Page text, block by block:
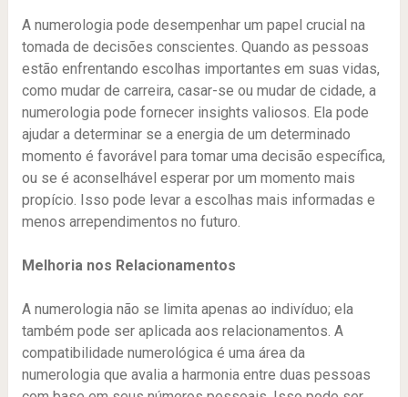
A numerologia pode desempenhar um papel crucial na
tomada de decisões conscientes. Quando as pessoas
estão enfrentando escolhas importantes em suas vidas,
como mudar de carreira, casar-se ou mudar de cidade, a
numerologia pode fornecer insights valiosos. Ela pode
ajudar a determinar se a energia de um determinado
momento é favorável para tomar uma decisão específica,
ou se é aconselhável esperar por um momento mais
propício. Isso pode levar a escolhas mais informadas e
menos arrependimentos no futuro.
Melhoria nos Relacionamentos
A numerologia não se limita apenas ao indivíduo; ela
também pode ser aplicada aos relacionamentos. A
compatibilidade numerológica é uma área da
numerologia que avalia a harmonia entre duas pessoas